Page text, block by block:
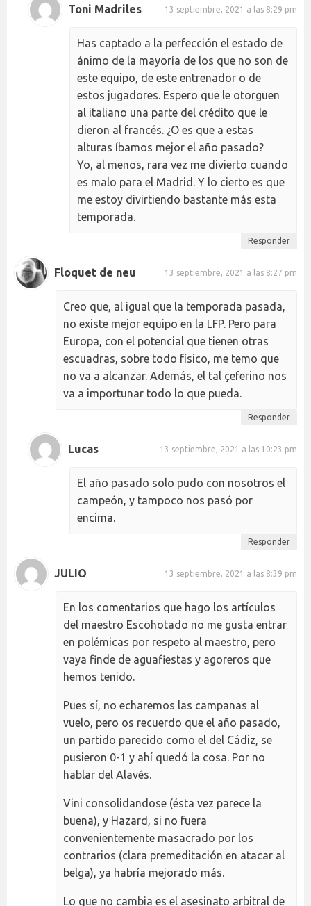
Toni Madriles 13 septiembre, 2021 a las 8:29 pm
Has captado a la perfección el estado de
ánimo de la mayoría de los que no son de
este equipo, de este entrenador o de
estos jugadores. Espero que le otorguen
al italiano una parte del crédito que le
dieron al francés. ¿O es que a estas
alturas íbamos mejor el año pasado?
Yo, al menos, rara vez me divierto cuando
es malo para el Madrid. Y lo cierto es que
me estoy divirtiendo bastante más esta
temporada.
Responder
Floquet de neu 13 septiembre, 2021 a las 8:27 pm
Creo que, al igual que la temporada pasada,
no existe mejor equipo en la LFP. Pero para
Europa, con el potencial que tienen otras
escuadras, sobre todo físico, me temo que
no va a alcanzar. Además, el tal çeferino nos
va a importunar todo lo que pueda.
Responder
Lucas 13 septiembre, 2021 a las 10:23 pm
El año pasado solo pudo con nosotros el
campeón, y tampoco nos pasó por
encima.
Responder
JULIO 13 septiembre, 2021 a las 8:39 pm
En los comentarios que hago los artículos
del maestro Escohotado no me gusta entrar
en polémicas por respeto al maestro, pero
vaya finde de aguafiestas y agoreros que
hemos tenido.
Pues sí, no echaremos las campanas al
vuelo, pero os recuerdo que el año pasado,
un partido parecido como el del Cádiz, se
pusieron 0-1 y ahí quedó la cosa. Por no
hablar del Alavés.
Vini consolidandose (ésta vez parece la
buena), y Hazard, si no fuera
convenientemente masacrado por los
contrarios (clara premeditación en atacar al
belga), ya habría mejorado más.
Lo que no cambia es el asesinato arbitral de